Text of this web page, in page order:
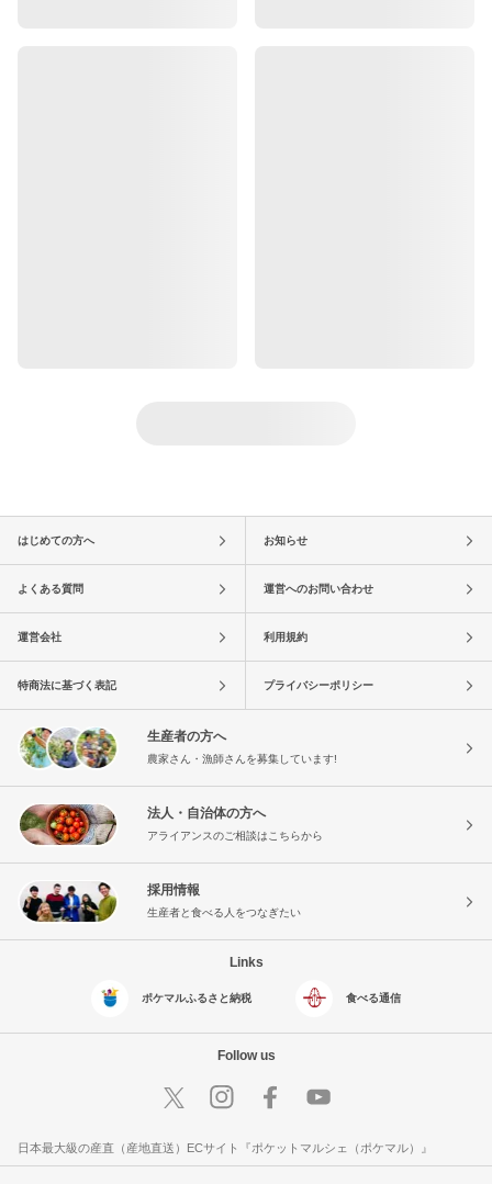
はじめての方へ お知らせ
よくある質問 運営へのお問い合わせ
運営会社 利用規約
特商法に基づく表記 プライバシーポリシー
生産者の方へ
農家さん・漁師さんを募集しています!
法人・自治体の方へ
アライアンスのご相談はこちらから
採用情報
生産者と食べる人をつなぎたい
Links
ポケマルふるさと納税 食べる通信
Follow us
日本最大級の産直（産地直送）ECサイト『ポケットマルシェ（ポケマル）』